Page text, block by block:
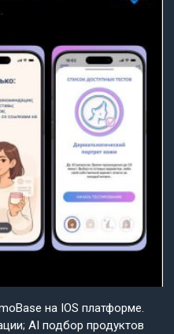
на IOS платформе.
AI подбор продуктов